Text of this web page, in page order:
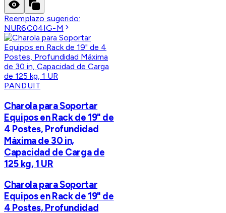
Reemplazo sugerido:
NUR6C04IG-M
PANDUIT
Charola para Soportar
Equipos en Rack de 19" de
4 Postes, Profundidad
Máxima de 30 in,
Capacidad de Carga de
125 kg, 1 UR
Charola para Soportar
Equipos en Rack de 19" de
4 Postes, Profundidad